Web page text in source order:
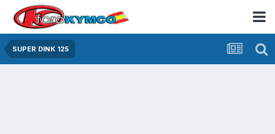
SUPER DINK 125